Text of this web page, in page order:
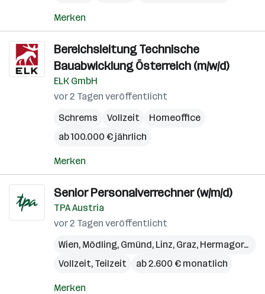
Merken
Bereichsleitung Technische
Bauabwicklung Österreich (m/w/d)
ELK GmbH
vor 2 Tagen veröffentlicht
Schrems
Vollzeit
Homeoffice
ab 100.000 € jährlich
Merken
Senior Personalverrechner (w/m/d)
TPA Austria
vor 2 Tagen veröffentlicht
Wien, Mödling, Gmünd, Linz, Graz, Hermagor-Pressegger See
Vollzeit, Teilzeit
ab 2.600 € monatlich
Merken